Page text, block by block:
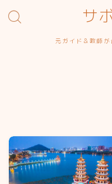
サ
元ガイド＆教師
利用規約／特定商取引
有料記事の決済完了ペ
特定商取引法に基づく
運営者情報